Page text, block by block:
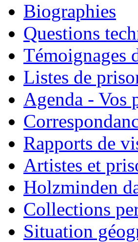
Biographies
Questions
Témoignages
Listes de
Agenda - Vos
Rapports de
Artistes et
Holzminden
Collections
Situation